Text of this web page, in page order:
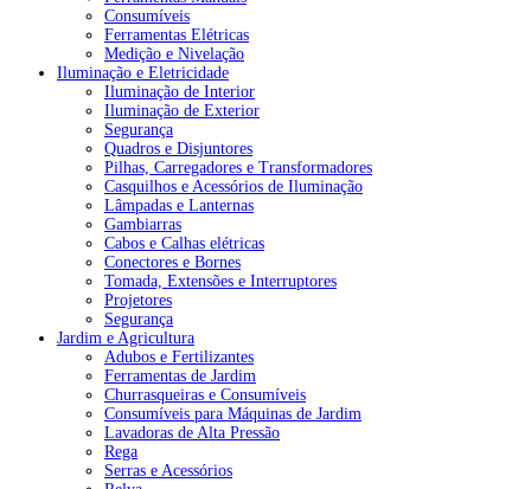
Consumíveis
Ferramentas Elétricas
Medição e Nivelação
Iluminação e Eletricidade
Iluminação de Interior
Iluminação de Exterior
Segurança
Quadros e Disjuntores
Pilhas, Carregadores e Transformadores
Casquilhos e Acessórios de Iluminação
Lâmpadas e Lanternas
Gambiarras
Cabos e Calhas elétricas
Conectores e Bornes
Tomada, Extensões e Interruptores
Projetores
Segurança
Jardim e Agricultura
Adubos e Fertilizantes
Ferramentas de Jardim
Churrasqueiras e Consumíveis
Consumíveis para Máquinas de Jardim
Lavadoras de Alta Pressão
Rega
Serras e Acessórios